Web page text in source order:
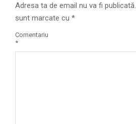
Adresa ta de email nu va fi publicată.
sunt marcate cu *
Comentariu
*